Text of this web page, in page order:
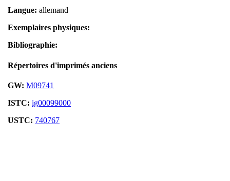
Langue: allemand
Exemplaires physiques:
Bibliographie:
Répertoires d'imprimés anciens
GW: M09741
ISTC: ig00099000
USTC: 740767